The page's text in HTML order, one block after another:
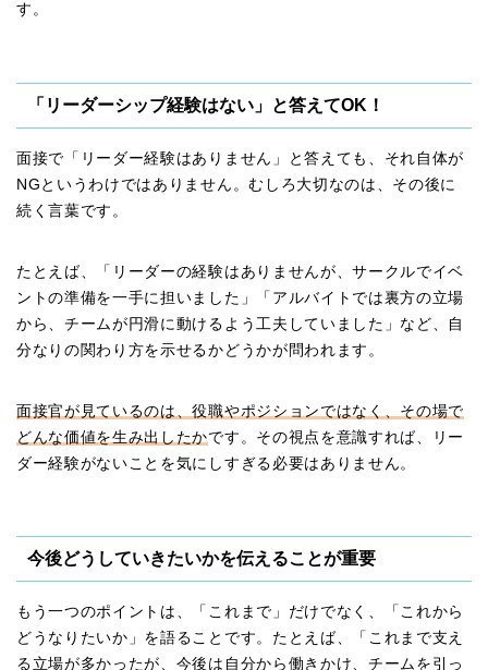
す。
「リーダーシップ経験はない」と答えてOK！
面接で「リーダー経験はありません」と答えても、それ自体が
NGというわけではありません。むしろ大切なのは、その後に
続く言葉です。
たとえば、「リーダーの経験はありませんが、サークルでイベ
ントの準備を一手に担いました」「アルバイトでは裏方の立場
から、チームが円滑に動けるよう工夫していました」など、自
分なりの関わり方を示せるかどうかが問われます。
面接官が見ているのは、役職やポジションではなく、その場で
どんな価値を生み出したかです。その視点を意識すれば、リー
ダー経験がないことを気にしすぎる必要はありません。
今後どうしていきたいかを伝えることが重要
もう一つのポイントは、「これまで」だけでなく、「これから
どうなりたいか」を語ることです。たとえば、「これまで支え
る立場が多かったが、今後は自分から働きかけ、チームを引っ